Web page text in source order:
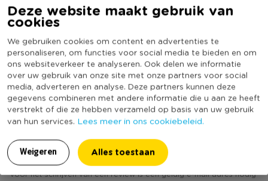
Deze website maakt gebruik van
cookies
We gebruiken cookies om content en advertenties te
personaliseren, om functies voor social media te bieden en om
ons websiteverkeer te analyseren. Ook delen we informatie
over uw gebruik van onze site met onze partners voor social
media, adverteren en analyse. Deze partners kunnen deze
gegevens combineren met andere informatie die u aan ze heeft
verstrekt of die ze hebben verzameld op basis van uw gebruik
van hun services. Lees meer in ons cookiebeleid.
Weigeren Alles toestaan
Kleur
Multikleur
Productlengte (cm)
39
Duurzaamheidsscore
(Nog) geen score
bekend
Heb jij Mexicaans sierkussen - blauw - 45x45 cm?
Schrijf een review!
Voor het schrijven van een review is een geldig e-mail adres nodig